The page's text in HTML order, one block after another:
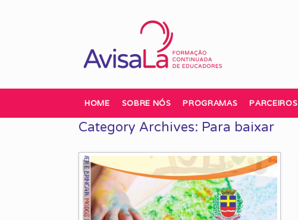
HOME SOBRE NÓS PROGRAMAS PARCEIROS
Category Archives: Para baixar